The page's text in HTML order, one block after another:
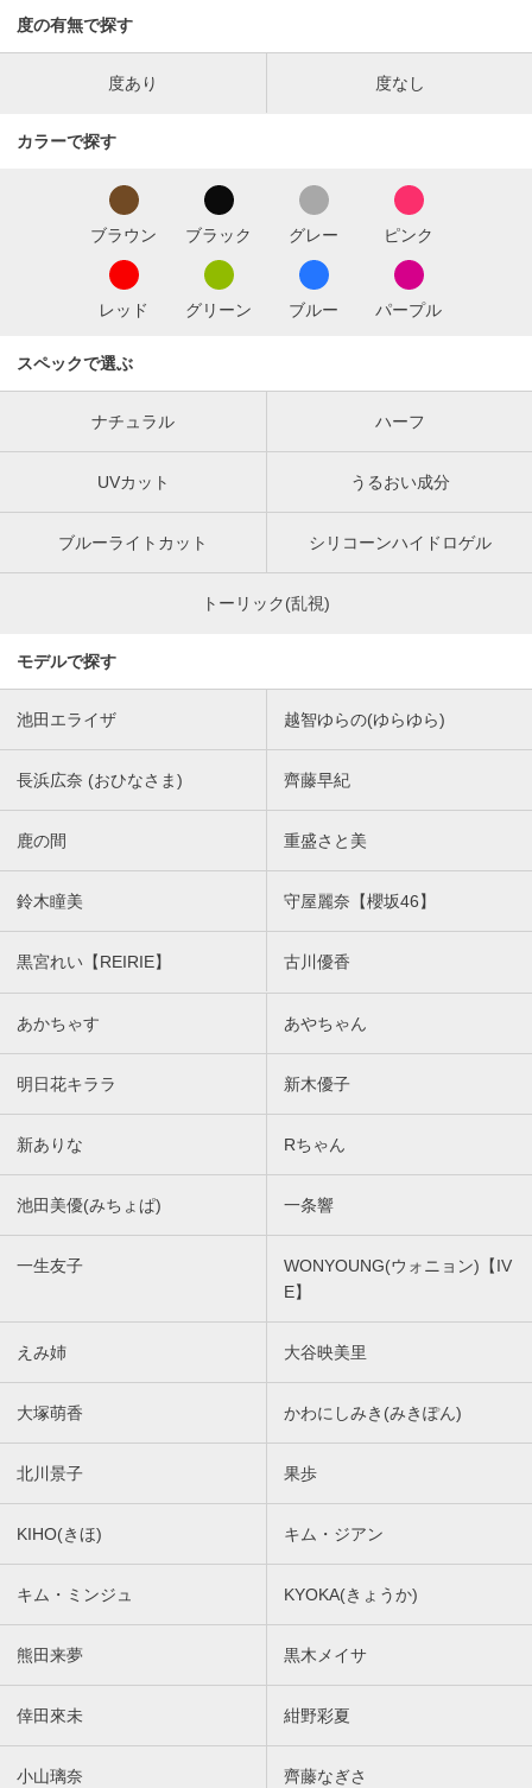
度の有無で探す
度あり 度なし
カラーで探す
ブラウン ブラック グレー ピンク
レッド グリーン ブルー パープル
スペックで選ぶ
ナチュラル ハーフ
UVカット うるおい成分
ブルーライトカット シリコーンハイドロゲル
トーリック(乱視)
モデルで探す
池田エライザ 越智ゆらの(ゆらゆら)
長浜広奈 (おひなさま) 齊藤早紀
鹿の間 重盛さと美
鈴木瞳美 守屋麗奈【櫻坂46】
黒宮れい【REIRIE】 古川優香
あかちゃす あやちゃん
明日花キララ 新木優子
新ありな Rちゃん
池田美優(みちょぱ) 一条響
一生友子
WONYOUNG(ウォニョン)【IV
E】
えみ姉 大谷映美里
大塚萌香 かわにしみき(みきぽん)
北川景子 果歩
KIHO(きほ) キム・ジアン
キム・ミンジュ KYOKA(きょうか)
熊田来夢 黒木メイサ
倖田來未 紺野彩夏
小山璃奈 齊藤なぎさ